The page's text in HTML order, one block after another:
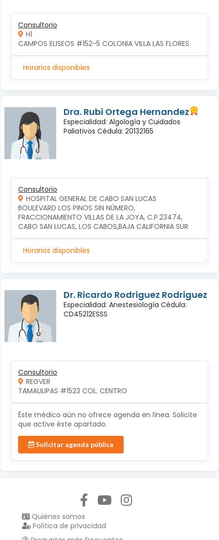
Consultorio
H1
CAMPOS ELISEOS #152-5 COLONIA VILLA LAS FLORES
Horarios disponibles
Dra. Rubi Ortega Hernandez
Especialidad: Algología y Cuidados
Paliativos Cédula: 20132165
Consultorio
HOSPITAL GENERAL DE CABO SAN LUCAS
BOULEVARD LOS PINOS SIN NÚMERO,
FRACCIONAMIENTO VILLAS DE LA JOYA, C.P.23474,
CABO SAN LUCAS, LOS CABOS,BAJA CALIFORNIA SUR
Horarios disponibles
Dr. Ricardo Rodriguez Rodriguez
Especialidad: Anestesiología Cédula:
CD45212ESSS
Consultorio
REGVER
TAMAULIPAS #1523 COL. CENTRO
Éste médico aún no ofrece agenda en línea. Solicite
que active éste apartado.
Solicitar agenda pública
Quiénes somos
Política de privacidad